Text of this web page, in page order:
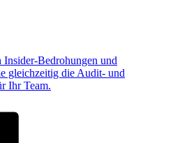
Bedrohungen und
gleichzeitig die Audit- und
Ihr Team.